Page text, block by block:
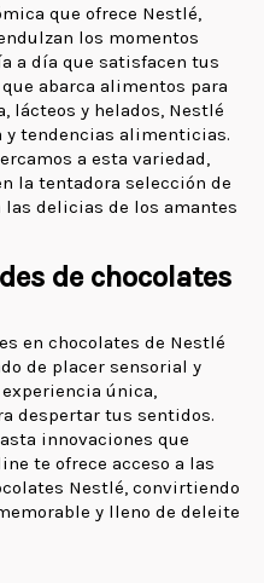
que ofrece Nestlé,
los momentos
a día que satisfacen tus
abarca alimentos para
lácteos y helados, Nestlé
y tendencias alimenticias.
a esta variedad,
la tentadora selección de
delicias de los amantes
de chocolates
en chocolates de Nestlé
de placer sensorial y
única,
despertar tus sentidos.
innovaciones que
te ofrece acceso a las
Nestlé, convirtiendo
y lleno de deleite